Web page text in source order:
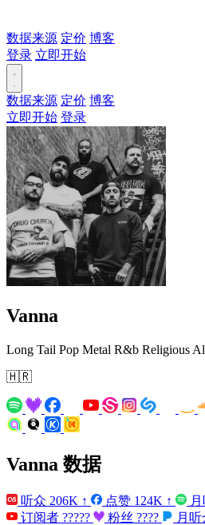
数据来源 定价 博客
登录 立即开始
数据来源 定价 博客
立即开始 登录
Vanna
Long Tail Pop Metal R&b Religious
🇭🇷
Vanna 数据
听众 206K ↑ 点赞 124K ↑
订阅者 ????? 粉丝 ???? 月听